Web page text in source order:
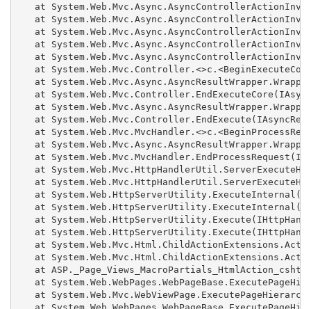
at
at
at
at
at
at
at
at
at
at
at
at
at
at
at
at
at
at
at
at
at
at
at
at
at